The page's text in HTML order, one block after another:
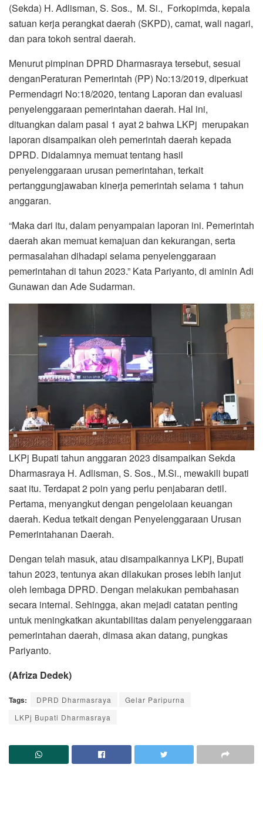
(Sekda) H. Adlisman, S. Sos., M. Si., Forkopimda, kepala
satuan kerja perangkat daerah (SKPD), camat, wali nagari,
dan para tokoh sentral daerah.
Menurut pimpinan DPRD Dharmasraya tersebut, sesuai
denganPeraturan Pemerintah (PP) No:13/2019, diperkuat
Permendagri No:18/2020, tentang Laporan dan evaluasi
penyelenggaraan pemerintahan daerah. Hal ini,
dituangkan dalam pasal 1 ayat 2 bahwa LKPj merupakan
laporan disampaikan oleh pemerintah daerah kepada
DPRD. Didalamnya memuat tentang hasil
penyelenggaraan urusan pemerintahan, terkait
pertanggungjawaban kinerja pemerintah selama 1 tahun
anggaran.
“Maka dari itu, dalam penyampaian laporan ini. Pemerintah
daerah akan memuat kemajuan dan kekurangan, serta
permasalahan dihadapi selama penyelenggaraan
pemerintahan di tahun 2023.” Kata Pariyanto, di aminin Adi
Gunawan dan Ade Sudarman.
LKPj Bupati tahun anggaran 2023 disampaikan Sekda
Dharmasraya H. Adlisman, S. Sos., M.Si., mewakili bupati
saat itu. Terdapat 2 poin yang perlu penjabaran detil.
Pertama, menyangkut dengan pengelolaan keuangan
daerah. Kedua tetkait dengan Penyelenggaraan Urusan
Pemerintahanan Daerah.
Dengan telah masuk, atau disampaikannya LKPj, Bupati
tahun 2023, tentunya akan dilakukan proses lebih lanjut
oleh lembaga DPRD. Dengan melakukan pembahasan
secara internal. Sehingga, akan mejadi catatan penting
untuk meningkatkan akuntabilitas dalam penyelenggaraan
pemerintahan daerah, dimasa akan datang, pungkas
Pariyanto.
(Afriza Dedek)
Tags: DPRD Dharmasraya
Gelar Paripurna
LKPj Bupati Dharmasraya